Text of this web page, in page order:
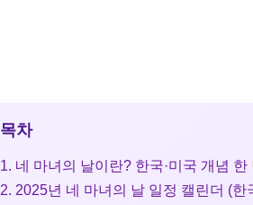
목차
1. 네 마녀의 날이란? 한국·미국 개념 한
2. 2025년 네 마녀의 날 일정 캘린더 (한